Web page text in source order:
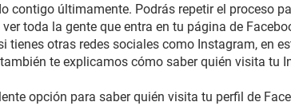
contigo últimamente. Podrás repetir el proceso
toda la gente que entra en tu página de
tienes otras redes sociales como Instagram, en
te explicamos cómo saber quién visita tu
opción para saber quién visita tu perfil de